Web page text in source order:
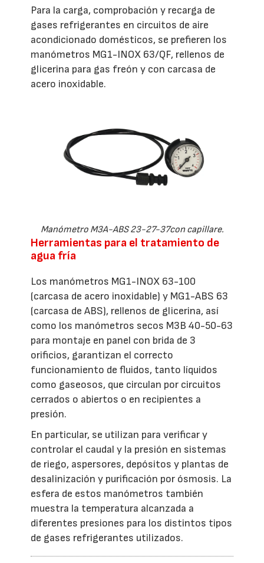
Para la carga, comprobación y recarga de
gases refrigerantes en circuitos de aire
acondicionado domésticos, se prefieren los
manómetros MG1-INOX 63/QF, rellenos de
glicerina para gas freón y con carcasa de
acero inoxidable.
Manómetro M3A-ABS 23-27-37con capillare.
Herramientas para el tratamiento de
agua fría
Los manómetros MG1-INOX 63-100
(carcasa de acero inoxidable) y MG1-ABS 63
(carcasa de ABS), rellenos de glicerina, así
como los manómetros secos M3B 40-50-63
para montaje en panel con brida de 3
orificios, garantizan el correcto
funcionamiento de fluidos, tanto líquidos
como gaseosos, que circulan por circuitos
cerrados o abiertos o en recipientes a
presión.
En particular, se utilizan para verificar y
controlar el caudal y la presión en sistemas
de riego, aspersores, depósitos y plantas de
desalinización y purificación por ósmosis. La
esfera de estos manómetros también
muestra la temperatura alcanzada a
diferentes presiones para los distintos tipos
de gases refrigerantes utilizados.